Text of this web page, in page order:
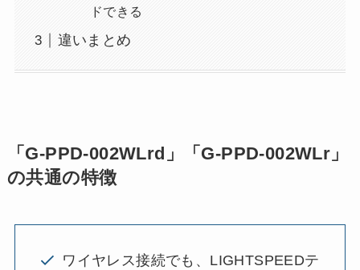
ドできる
違いまとめ
「G-PPD-002WLrd」「G-PPD-002WLr」
の共通の特徴
ワイヤレス接続でも、LIGHTSPEEDテ